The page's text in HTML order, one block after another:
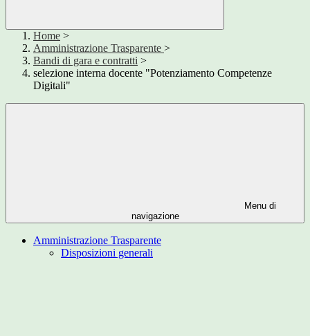
Home >
Amministrazione Trasparente >
Bandi di gara e contratti >
selezione interna docente "Potenziamento Competenze
Digitali"
Menu di
navigazione
Amministrazione Trasparente
Disposizioni generali